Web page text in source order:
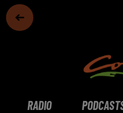
RADIO